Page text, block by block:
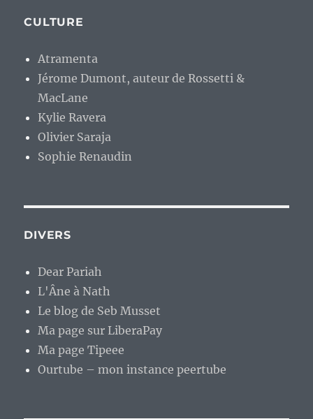
CULTURE
Atramenta
Jérome Dumont, auteur de Rossetti &
MacLane
Kylie Ravera
Olivier Saraja
Sophie Renaudin
DIVERS
Dear Pariah
L'Âne à Nath
Le blog de Seb Musset
Ma page sur LiberaPay
Ma page Tipeee
Ourtube – mon instance peertube